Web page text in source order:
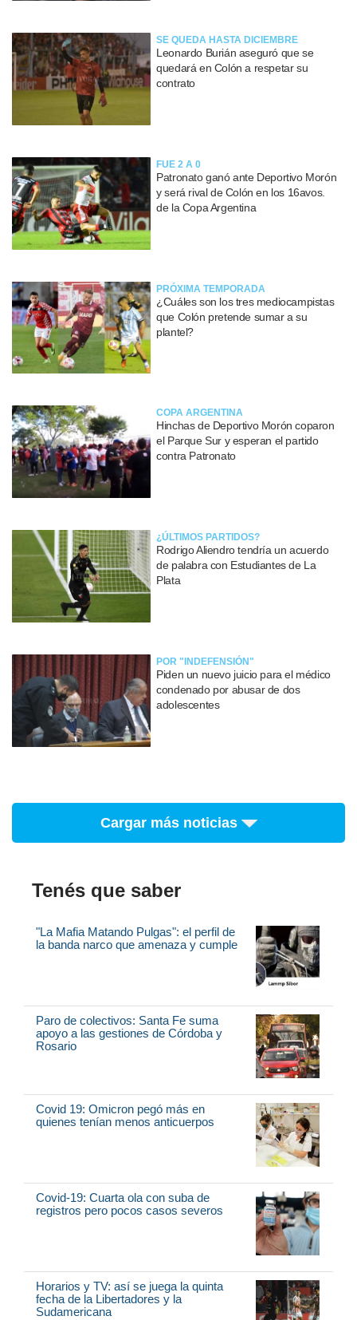
SE QUEDA HASTA DICIEMBRE
Leonardo Burián aseguró que se
quedará en Colón a respetar su
contrato
FUE 2 A 0
Patronato ganó ante Deportivo Morón
y será rival de Colón en los 16avos.
de la Copa Argentina
PRÓXIMA TEMPORADA
¿Cuáles son los tres mediocampistas
que Colón pretende sumar a su
plantel?
COPA ARGENTINA
Hinchas de Deportivo Morón coparon
el Parque Sur y esperan el partido
contra Patronato
¿ÚLTIMOS PARTIDOS?
Rodrigo Aliendro tendría un acuerdo
de palabra con Estudiantes de La
Plata
POR "INDEFENSIÓN"
Piden un nuevo juicio para el médico
condenado por abusar de dos
adolescentes
Cargar más noticias
Tenés que saber
"La Mafia Matando Pulgas": el perfil de
la banda narco que amenaza y cumple
Paro de colectivos: Santa Fe suma
apoyo a las gestiones de Córdoba y
Rosario
Covid 19: Omicron pegó más en
quienes tenían menos anticuerpos
Covid-19: Cuarta ola con suba de
registros pero pocos casos severos
Horarios y TV: así se juega la quinta
fecha de la Libertadores y la
Sudamericana